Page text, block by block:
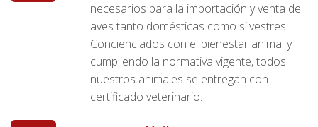
necesarios para la importación y venta de
aves tanto domésticas como silvestres.
Concienciados con el bienestar animal y
cumpliendo la normativa vigente, todos
nuestros animales se entregan con
certificado veterinario.